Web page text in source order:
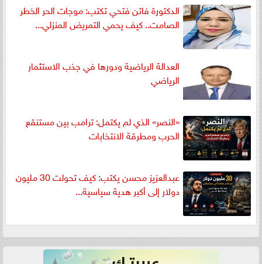
الدكتورة فاتن فتحي تكتب: موجات الحر الخطر
الصامت.. كيف يحمي التمريض المنزلي...
العدالة الرياضية ودورها في جذب الاستثمار
الرياضي
«النصر» الذي لم يكتمل: ترامب بين مستنقع
الحرب ومطرقة الانتخابات
عبدالعزيز محسن يكتب: كيف تحولت 30 مليون
دولار إلى أكبر هدية سياسية...